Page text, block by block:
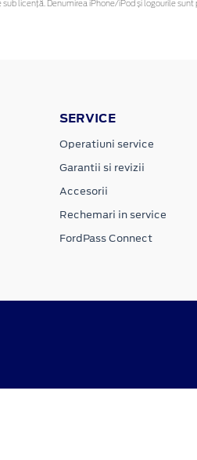
licență. Denumirea iPhone/iPod și logourile
SERVICE
Operatiuni service
Garantii si revizii
Accesorii
Rechemari in service
FordPass Connect